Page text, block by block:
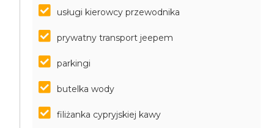
usługi kierowcy przewodnika
prywatny transport jeepem
parkingi
butelka wody
filiżanka cypryjskiej kawy